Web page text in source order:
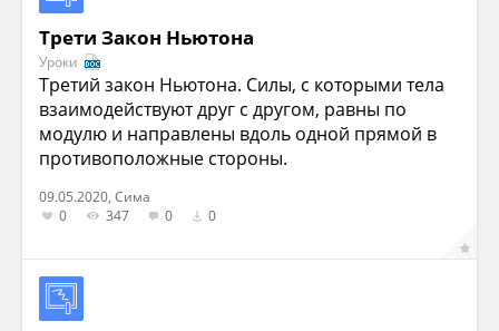
Трети Закон Ньютона
Уроки
Третий закон Ньютона. Силы, с которыми тела
взаимодействуют друг с другом, равны по
модулю и направлены вдоль одной прямой в
противоположные стороны.
09.05.2020, Сима
0
347 0 0